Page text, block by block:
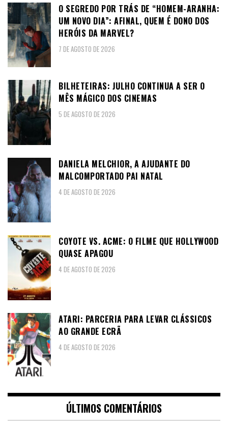
O SEGREDO POR TRÁS DE “HOMEM-ARANHA:
UM NOVO DIA”: AFINAL, QUEM É DONO DOS
HERÓIS DA MARVEL?
7 DE AGOSTO DE 2026
BILHETEIRAS: JULHO CONTINUA A SER O
MÊS MÁGICO DOS CINEMAS
5 DE AGOSTO DE 2026
DANIELA MELCHIOR, A AJUDANTE DO
MALCOMPORTADO PAI NATAL
4 DE AGOSTO DE 2026
COYOTE VS. ACME: O FILME QUE HOLLYWOOD
QUASE APAGOU
4 DE AGOSTO DE 2026
ATARI: PARCERIA PARA LEVAR CLÁSSICOS
AO GRANDE ECRÃ
4 DE AGOSTO DE 2026
ÚLTIMOS COMENTÁRIOS